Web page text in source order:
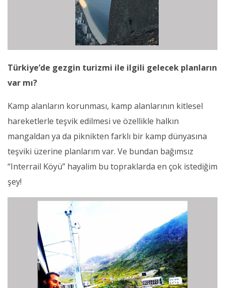
Türkiye’de gezgin turizmi ile ilgili gelecek planların
var mı?
Kamp alanların korunması, kamp alanlarının kitlesel
hareketlerle teşvik edilmesi ve özellikle halkın
mangaldan ya da piknikten farklı bir kamp dünyasına
teşviki üzerine planlarım var. Ve bundan bağımsız
“Interrail Köyü” hayalim bu topraklarda en çok istediğim
şey!